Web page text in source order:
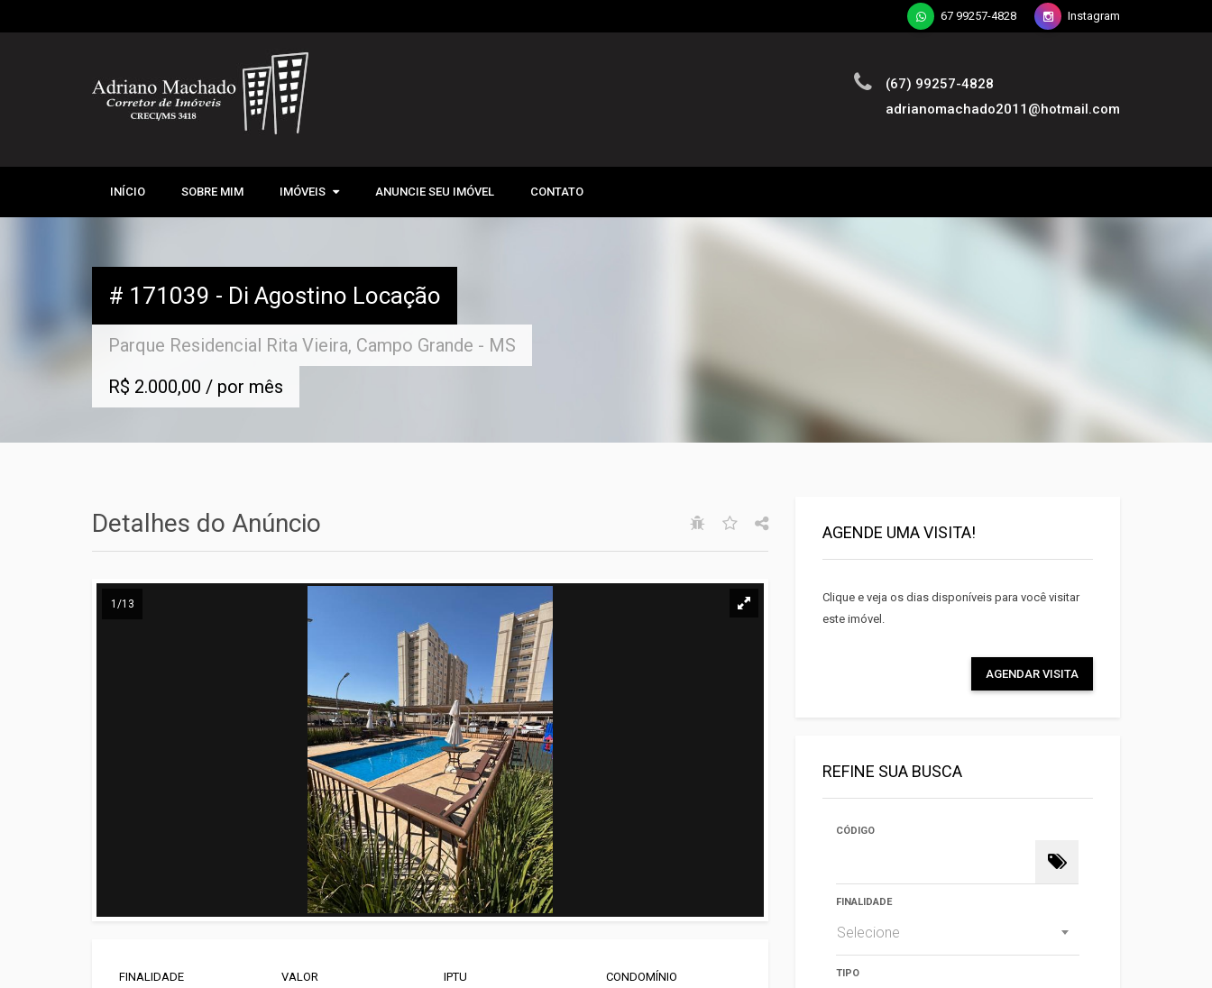
67 99257-4828 Instagram
(67) 99257-4828
adrianomachado2011@hotmail.com
INÍCIO SOBRE MIM IMÓVEIS
IMÓVEIS ANUNCIE SEU IMÓVEL CONTATO
# 171039 - Di Agostino Locação
Parque Residencial Rita Vieira, Campo Grande - MS
R$ 2.000,00 / por mês
Detalhes do Anúncio Facebook
E-mail
1/13
FINALIDADE VALOR IPTU CONDOMÍNIO
AGENDE UMA VISITA!
Clique e veja os dias disponíveis para você visitar
este imóvel.
AGENDAR VISITA
REFINE SUA BUSCA
CÓDIGO
FINALIDADE
Selecione
TIPO